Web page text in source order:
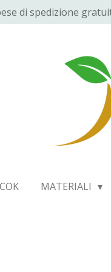
di spedizione
MATERIALI